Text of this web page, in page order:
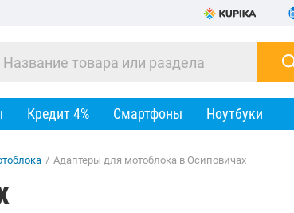
Кредит 4% Смартфоны Ноутбуки
/ Адаптеры для мотоблока в Осиповичах